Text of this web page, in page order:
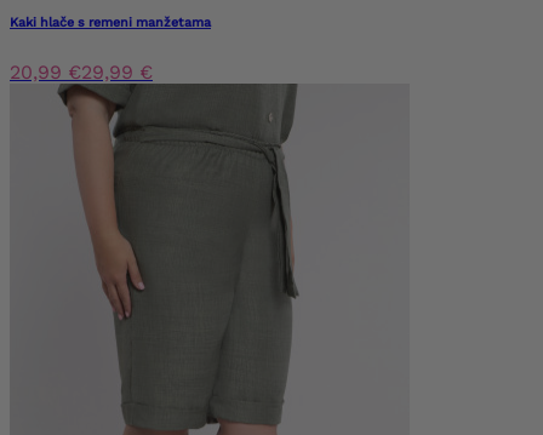
Kaki hlače s remeni manžetama
20,99 €29,99 €